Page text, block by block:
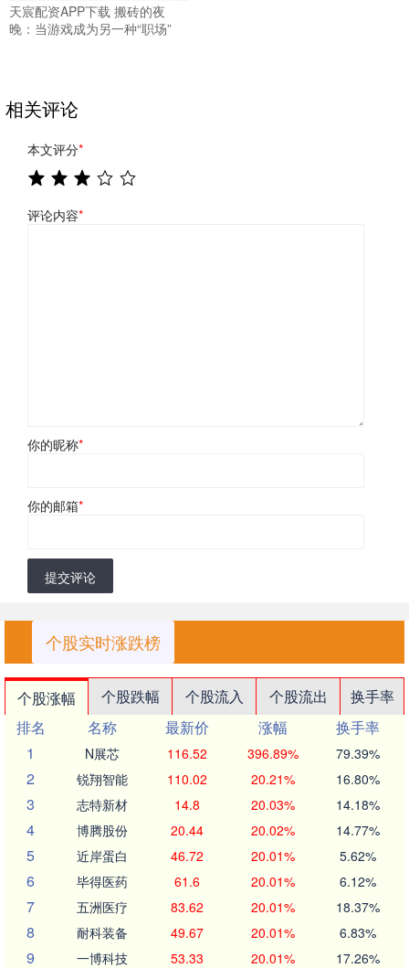
天宸配资APP下载 搬砖的夜
晚：当游戏成为另一种“职场”
相关评论
本文评分*
评论内容*
你的昵称*
你的邮箱*
提交评论
个股实时涨跌榜
个股涨幅 个股跌幅 个股流入 个股流出
换手率
排名
名称 最新价 涨幅
换手率
1
N展芯 116.52 396.89% 79.39%
2 锐翔智能 110.02 20.21% 16.80%
3 志特新材 14.8 20.03% 14.18%
4 博腾股份 20.44 20.02% 14.77%
5 近岸蛋白 46.72 20.01% 5.62%
6 毕得医药 61.6 20.01% 6.12%
7 五洲医疗 83.62 20.01% 18.37%
8 耐科装备 49.67 20.01% 6.83%
9 一博科技 53.33 20.01% 17.26%